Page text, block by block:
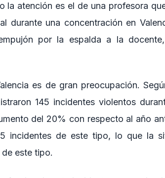
la atención es el de una profesora
durante una concentración en
por la espalda a la
es de gran preocupación.
145 incidentes violentos
del 20% con respecto al año
incidentes de este tipo, lo que la
este tipo.